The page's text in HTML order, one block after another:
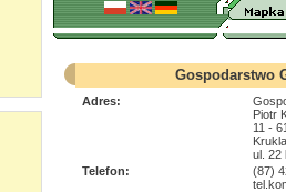
Gospodarstwo
Adres:
Piotr
11 -
ul. 22
Telefon:
(87)